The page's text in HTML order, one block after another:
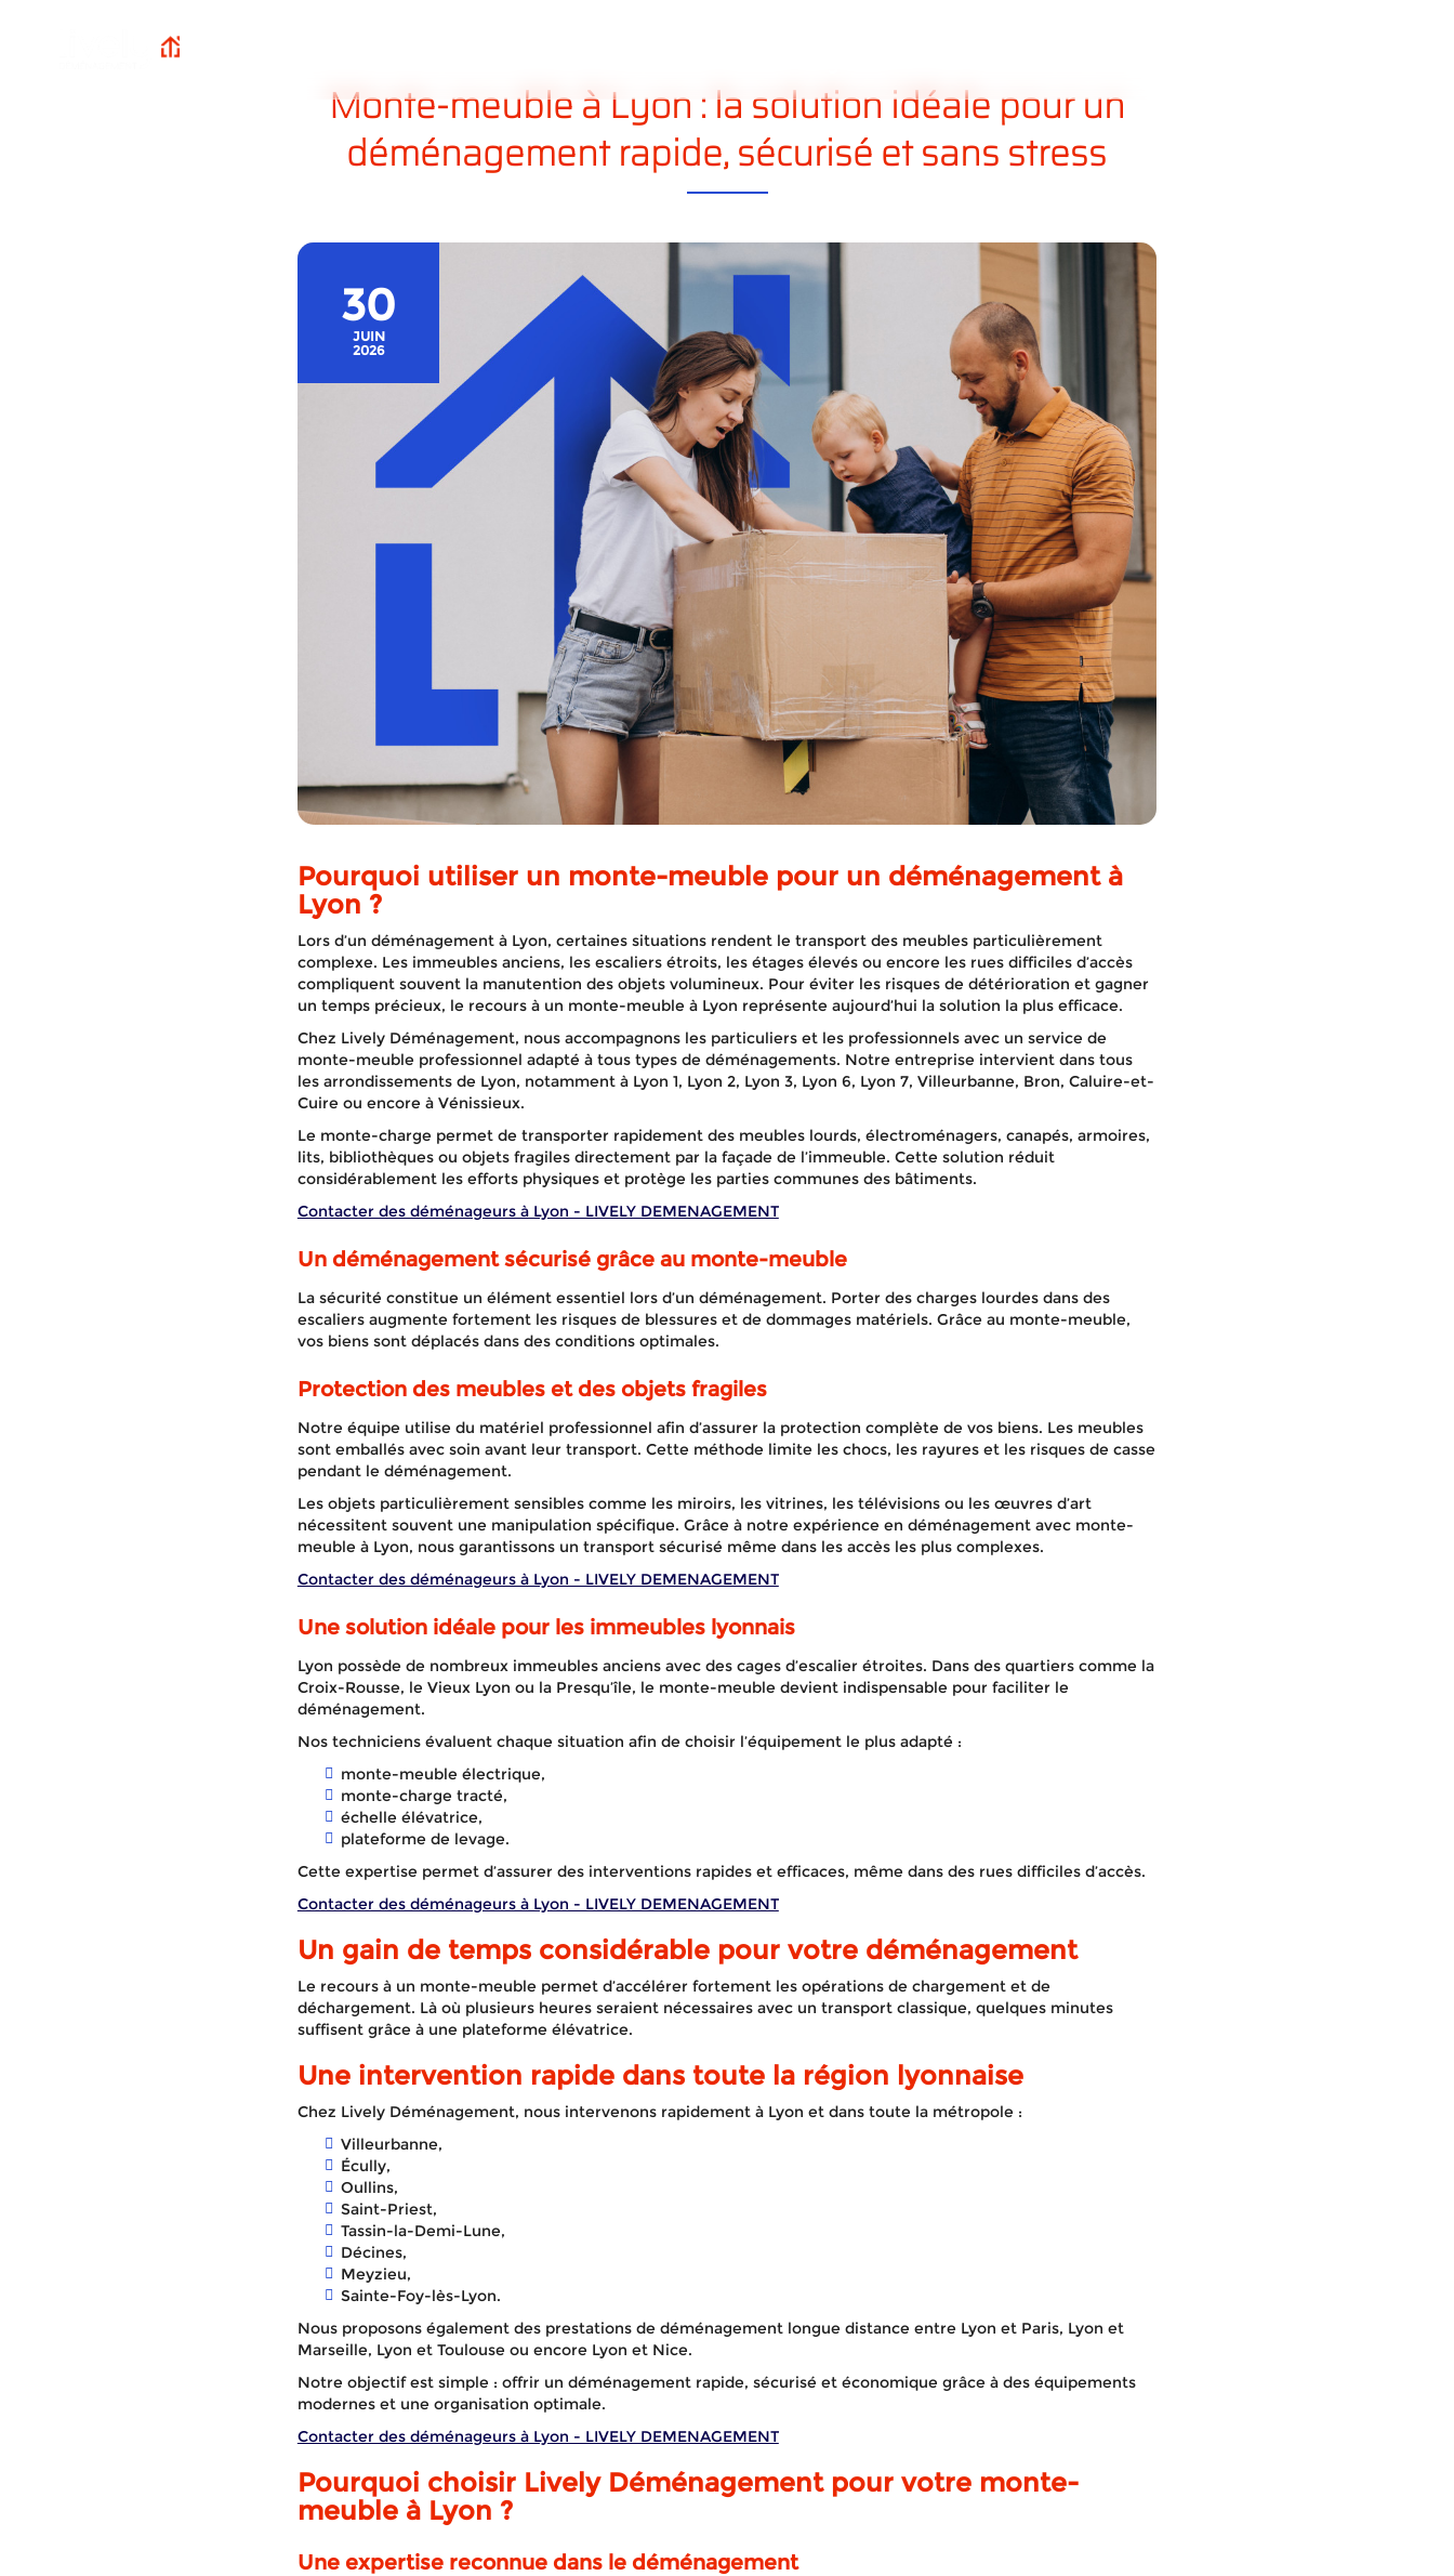
Actualités
Monte-meuble à Lyon : la solution idéale pour un
déménagement rapide, sécurisé et sans stress
30
JUIN
2026
Pourquoi utiliser un monte-meuble pour un déménagement à
Lyon ?
Lors d’un déménagement à Lyon, certaines situations rendent le transport des meubles particulièrement
complexe. Les immeubles anciens, les escaliers étroits, les étages élevés ou encore les rues difficiles d’accès
compliquent souvent la manutention des objets volumineux. Pour éviter les risques de détérioration et gagner
un temps précieux, le recours à un monte-meuble à Lyon représente aujourd’hui la solution la plus efficace.
Chez Lively Déménagement, nous accompagnons les particuliers et les professionnels avec un service de
monte-meuble professionnel adapté à tous types de déménagements. Notre entreprise intervient dans tous
les arrondissements de Lyon, notamment à Lyon 1, Lyon 2, Lyon 3, Lyon 6, Lyon 7, Villeurbanne, Bron, Caluire-et-
Cuire ou encore à Vénissieux.
Le monte-charge permet de transporter rapidement des meubles lourds, électroménagers, canapés, armoires,
lits, bibliothèques ou objets fragiles directement par la façade de l’immeuble. Cette solution réduit
considérablement les efforts physiques et protège les parties communes des bâtiments.
Contacter des déménageurs à Lyon - LIVELY DEMENAGEMENT
Un déménagement sécurisé grâce au monte-meuble
La sécurité constitue un élément essentiel lors d’un déménagement. Porter des charges lourdes dans des
escaliers augmente fortement les risques de blessures et de dommages matériels. Grâce au monte-meuble,
vos biens sont déplacés dans des conditions optimales.
Protection des meubles et des objets fragiles
Notre équipe utilise du matériel professionnel afin d’assurer la protection complète de vos biens. Les meubles
sont emballés avec soin avant leur transport. Cette méthode limite les chocs, les rayures et les risques de casse
pendant le déménagement.
Les objets particulièrement sensibles comme les miroirs, les vitrines, les télévisions ou les œuvres d’art
nécessitent souvent une manipulation spécifique. Grâce à notre expérience en déménagement avec monte-
meuble à Lyon, nous garantissons un transport sécurisé même dans les accès les plus complexes.
Contacter des déménageurs à Lyon - LIVELY DEMENAGEMENT
Une solution idéale pour les immeubles lyonnais
Lyon possède de nombreux immeubles anciens avec des cages d’escalier étroites. Dans des quartiers comme la
Croix-Rousse, le Vieux Lyon ou la Presqu’île, le monte-meuble devient indispensable pour faciliter le
déménagement.
Nos techniciens évaluent chaque situation afin de choisir l’équipement le plus adapté :
monte-meuble électrique,
monte-charge tracté,
échelle élévatrice,
plateforme de levage.
Cette expertise permet d’assurer des interventions rapides et efficaces, même dans des rues difficiles d’accès.
Contacter des déménageurs à Lyon - LIVELY DEMENAGEMENT
Un gain de temps considérable pour votre déménagement
Le recours à un monte-meuble permet d’accélérer fortement les opérations de chargement et de
déchargement. Là où plusieurs heures seraient nécessaires avec un transport classique, quelques minutes
suffisent grâce à une plateforme élévatrice.
Une intervention rapide dans toute la région lyonnaise
Chez Lively Déménagement, nous intervenons rapidement à Lyon et dans toute la métropole :
Villeurbanne,
Écully,
Oullins,
Saint-Priest,
Tassin-la-Demi-Lune,
Décines,
Meyzieu,
Sainte-Foy-lès-Lyon.
Nous proposons également des prestations de déménagement longue distance entre Lyon et Paris, Lyon et
Marseille, Lyon et Toulouse ou encore Lyon et Nice.
Notre objectif est simple : offrir un déménagement rapide, sécurisé et économique grâce à des équipements
modernes et une organisation optimale.
Contacter des déménageurs à Lyon - LIVELY DEMENAGEMENT
Pourquoi choisir Lively Déménagement pour votre monte-
meuble à Lyon ?
Une expertise reconnue dans le déménagement